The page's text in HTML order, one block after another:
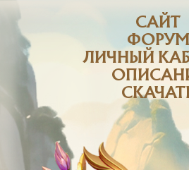
САЙТ
ФОРУМ
ЛИЧНЫЙ